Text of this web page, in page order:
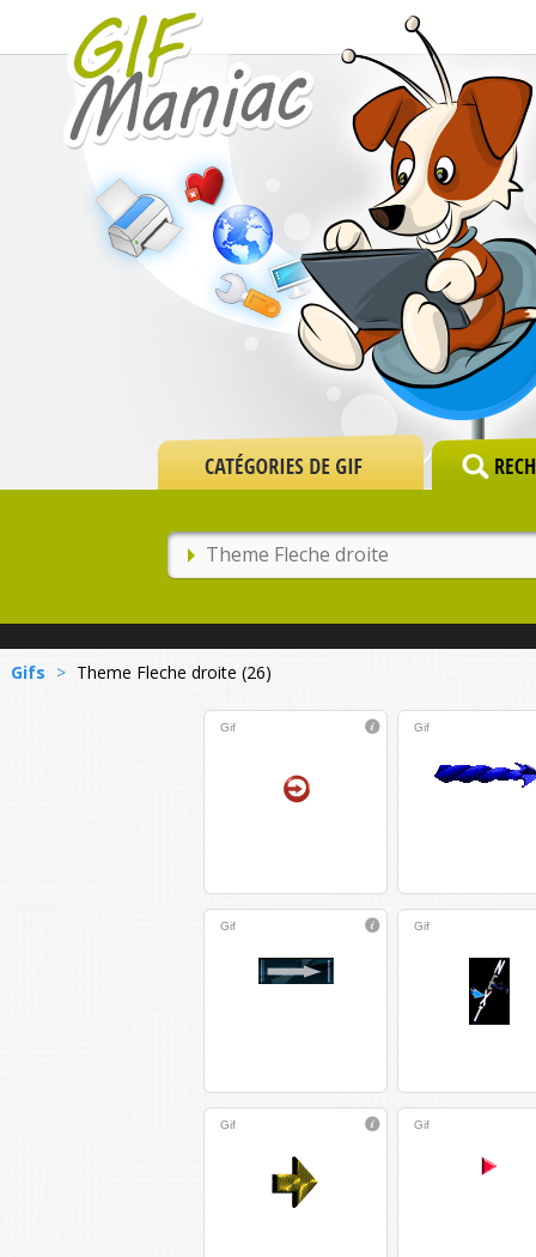
Gifs > Theme Fleche droite (26)
Gif Gif
Gif Gif
Gif Gif